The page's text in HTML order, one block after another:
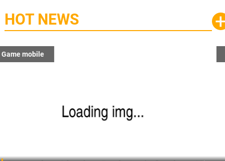
HOT NEWS
Game mobile